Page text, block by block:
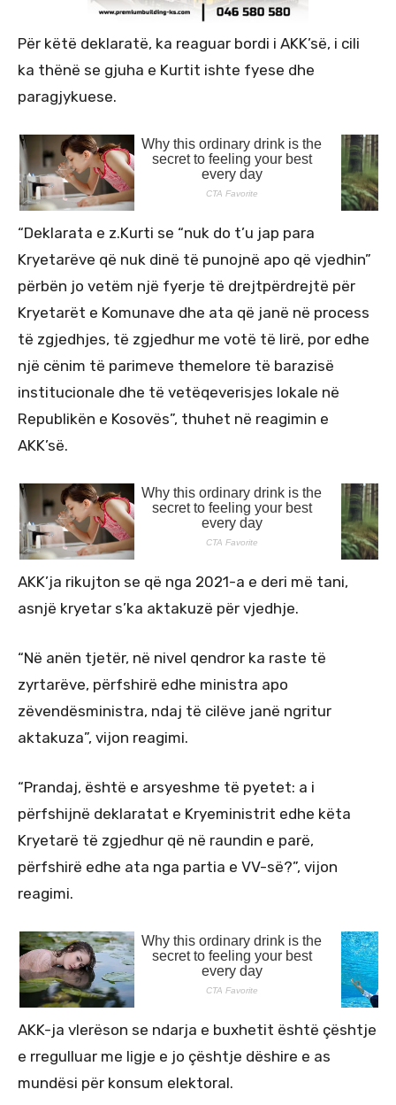
Për këtë deklaratë, ka reaguar bordi i AKK’së, i cili
ka thënë se gjuha e Kurtit ishte fyese dhe
paragjykuese.
“Deklarata e z.Kurti se “nuk do t’u jap para
Kryetarëve që nuk dinë të punojnë apo që vjedhin”
përbën jo vetëm një fyerje të drejtpërdrejtë për
Kryetarët e Komunave dhe ata që janë në process
të zgjedhjes, të zgjedhur me votë të lirë, por edhe
një cënim të parimeve themelore të barazisë
institucionale dhe të vetëqeverisjes lokale në
Republikën e Kosovës”, thuhet në reagimin e
AKK’së.
AKK’ja rikujton se që nga 2021-a e deri më tani,
asnjë kryetar s’ka aktakuzë për vjedhje.
“Në anën tjetër, në nivel qendror ka raste të
zyrtarëve, përfshirë edhe ministra apo
zëvendësministra, ndaj të cilëve janë ngritur
aktakuza”, vijon reagimi.
“Prandaj, është e arsyeshme të pyetet: a i
përfshijnë deklaratat e Kryeministrit edhe këta
Kryetarë të zgjedhur që në raundin e parë,
përfshirë edhe ata nga partia e VV-së?”, vijon
reagimi.
AKK-ja vlerëson se ndarja e buxhetit është çështje
e rregulluar me ligje e jo çështje dëshire e as
mundësi për konsum elektoral.